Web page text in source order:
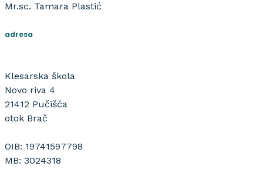
Mr.sc. Tamara Plastić
adresa
Klesarska škola
Novo riva 4
21412 Pučišća
otok Brač
OIB: 19741597798
MB: 3024318